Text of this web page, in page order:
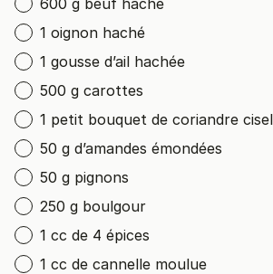
600 g beuf haché
1 oignon haché
1 gousse d’ail hachée
500 g carottes
1 petit bouquet de coriandre
50 g d’amandes émondées
50 g pignons
250 g boulgour
1 cc de 4 épices
1 cc de cannelle moulue